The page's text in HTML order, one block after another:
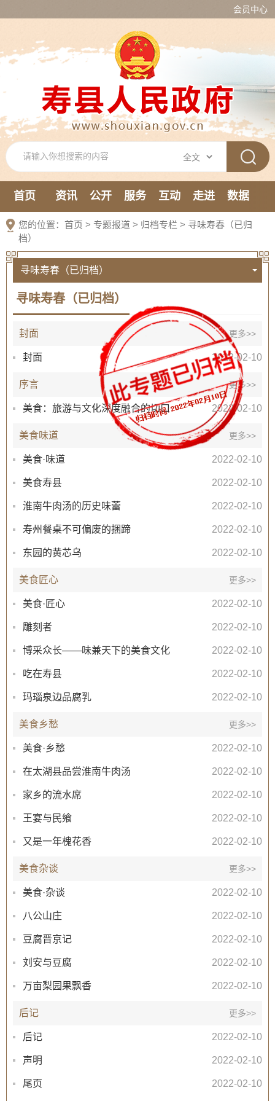
会员中心
首页 资讯 公开 服务 互动 走进
数据
新媒体
您的位置： 首页 > 专题报道 > 归档专栏 > 寻味寿春（已归
档）
寻味寿春（已归档）
寻味寿春（已归档）
封面 更多>>
封面 2022-02-10
序言 更多>>
美食：旅游与文化深度融合的切口 2022-02-10
美食味道 更多>>
美食·味道 2022-02-10
美食寿县 2022-02-10
淮南牛肉汤的历史味蕾 2022-02-10
寿州餐桌不可偏废的捆蹄 2022-02-10
东园的黄芯乌 2022-02-10
美食匠心 更多>>
美食·匠心 2022-02-10
雕刻者 2022-02-10
博采众长——味兼天下的美食文化 2022-02-10
吃在寿县 2022-02-10
玛瑙泉边品腐乳 2022-02-10
美食乡愁 更多>>
美食·乡愁 2022-02-10
在太湖县品尝淮南牛肉汤 2022-02-10
家乡的流水席 2022-02-10
王宴与民飨 2022-02-10
又是一年槐花香 2022-02-10
美食杂谈 更多>>
美食·杂谈 2022-02-10
八公山庄 2022-02-10
豆腐晋京记 2022-02-10
刘安与豆腐 2022-02-10
万亩梨园果飘香 2022-02-10
后记 更多>>
后记 2022-02-10
声明 2022-02-10
尾页 2022-02-10